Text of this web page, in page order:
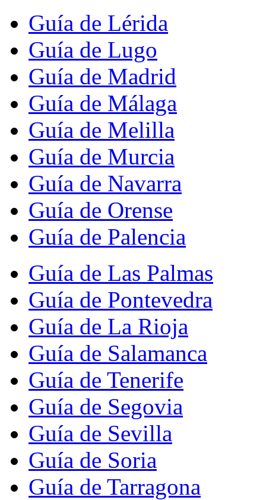
Guía de Lérida
Guía de Lugo
Guía de Madrid
Guía de Málaga
Guía de Melilla
Guía de Murcia
Guía de Navarra
Guía de Orense
Guía de Palencia
Guía de Las Palmas
Guía de Pontevedra
Guía de La Rioja
Guía de Salamanca
Guía de Tenerife
Guía de Segovia
Guía de Sevilla
Guía de Soria
Guía de Tarragona